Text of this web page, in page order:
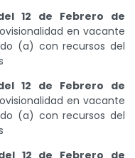
12 de Febrero de
en vacante
(a) con recursos del
12 de Febrero de
en vacante
(a) con recursos del